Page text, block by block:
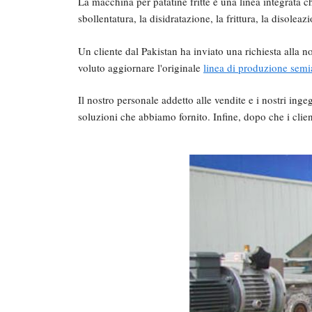
sbollentatura, la disidratazione, la frittura, la
Un cliente dal Pakistan ha inviato una richiesta alla
voluto aggiornare l'originale linea di produzione
Il nostro personale addetto alle vendite e i nostri
soluzioni che abbiamo fornito. Infine, dopo che i